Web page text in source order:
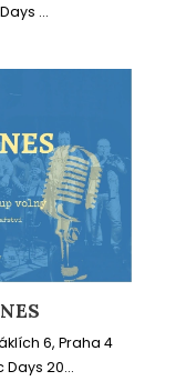
...
6, Praha 4
20...